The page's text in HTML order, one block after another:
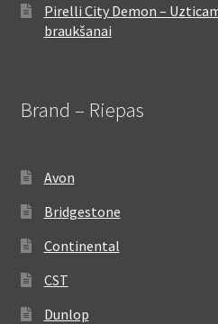
Pirelli City Demon –
braukšanai
Brand – Riepas
Avon
Bridgestone
Continental
CST
Dunlop